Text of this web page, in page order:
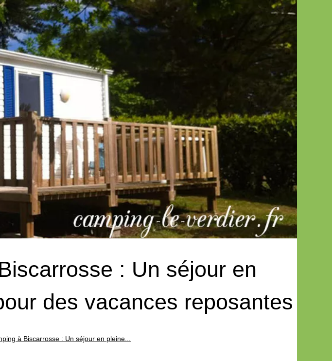
: Un séjour en
des vacances reposantes
à Biscarrosse : Un séjour en pleine...